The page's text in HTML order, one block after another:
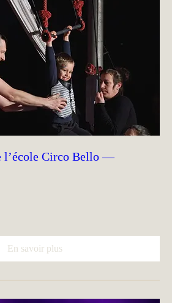
l’école Circo Bello —
En savoir plus